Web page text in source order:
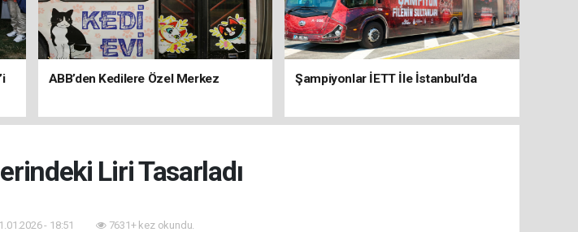
ABB’den Kedilere Özel Merkez Şampiyonlar İETT İle İstanbul’da
Liri Tasarladı
- 18:51 7631+ kez okundu.